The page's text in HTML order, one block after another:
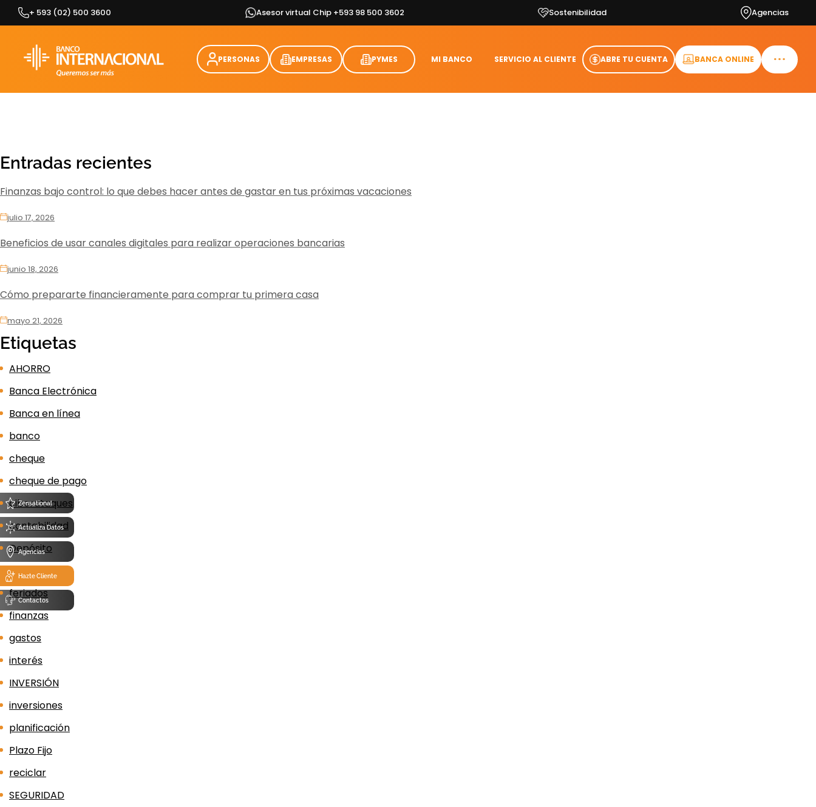
Zensational
Actualiza Datos
Agencias
Hazte Cliente
Contactos
Skip
+ 593 (02) 500 3600 Asesor virtual Chip +593 98 500 3602 Sostenibilidad Agencias
PERSONAS EMPRESAS PYMES MI BANCO SERVICIO AL CLIENTE ABRE TU CUENTA BANCA ONLINE
Entradas recientes
Finanzas bajo control: lo que debes hacer antes de gastar en tus próximas vacaciones
julio 17, 2026
Beneficios de usar canales digitales para realizar operaciones bancarias
junio 18, 2026
Cómo prepararte financieramente para comprar tu primera casa
mayo 21, 2026
Etiquetas
AHORRO
Banca Electrónica
Banca en línea
banco
cheque
cheque de pago
ciberataques
contabilidad
Depósito
economía
feriados
finanzas
gastos
interés
INVERSIÓN
inversiones
planificación
Plazo Fijo
reciclar
SEGURIDAD